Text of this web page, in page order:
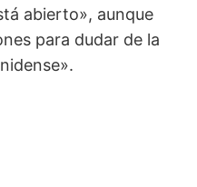
abierto», aunque
para dudar de la